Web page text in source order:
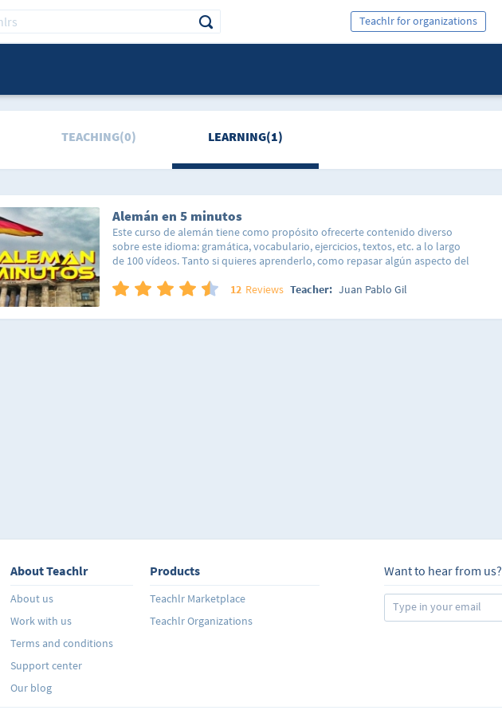
Teachlr for organizations
TEACHING(0) LEARNING(1)
Alemán en 5 minutos
Este curso de alemán tiene como propósito ofrecerte contenido diverso
sobre este idioma: gramática, vocabulario, ejercicios, textos, etc. a lo largo
de 100 vídeos. Tanto si quieres aprenderlo, como repasar algún aspecto del
tus conocimientos del idioma. Solo comentarte que al proceder los vídeos
peor calidad de audio, imagen que otros; sin que esto signifique que el
12 Reviews Teacher: Juan Pablo Gil
About Teachlr
About us
Work with us
Terms and conditions
Support center
Our blog
Products
Teachlr Marketplace
Teachlr Organizations
Want to hear from us?